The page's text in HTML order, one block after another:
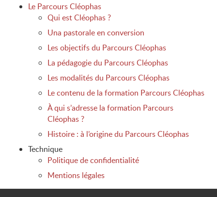
Le Parcours Cléophas
Qui est Cléophas ?
Una pastorale en conversion
Les objectifs du Parcours Cléophas
La pédagogie du Parcours Cléophas
Les modalités du Parcours Cléophas
Le contenu de la formation Parcours Cléophas
À qui s’adresse la formation Parcours
Cléophas ?
Histoire : à l’origine du Parcours Cléophas
Technique
Politique de confidentialité
Mentions légales